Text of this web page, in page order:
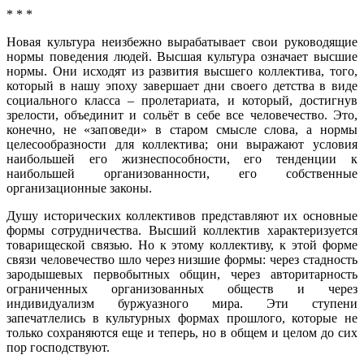
* * *
Новая культура неизбежно вырабатывает свои руководящие
нормы поведения людей. Высшая культура означает высшие
нормы. Они исходят из развития высшего коллектива, того,
который в нашу эпоху завершает дни своего детства в виде
социального класса – пролетариата, и который, достигнув
зрелости, объединит и сольёт в себе все человечество. Это,
конечно, не «заповеди» в старом смысле слова, а нормы
целесообразности для коллектива; они выражают условия
наибольшей его жизнеспособности, его тенденции к
наибольшей организованности, его собственные
организационные законы.
Душу исторических коллективов представляют их основные
формы сотрудничества. Высший коллектив характеризуется
товарищеской связью. Но к этому коллективу, к этой форме
связи человечество шло через низшие формы: через стадность
зародышевых первобытных общин, через авторитарность
ограниченных организованных обществ и через
индивидуализм буржуазного мира. Эти ступени
запечатлелись в культурных формах прошлого, которые не
только сохраняются еще и теперь, но в общем и целом до сих
пор господствуют.